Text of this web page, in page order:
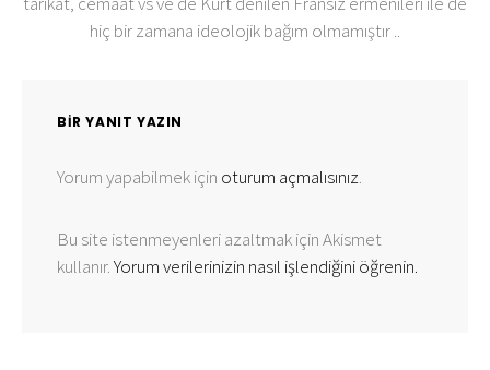
hiç bir zamana ideolojik bağım olmamıştır ..
BIR YANIT YAZIN
Yorum yapabilmek için oturum açmalısınız.
Bu site istenmeyenleri azaltmak için Akismet
kullanır.Yorum verilerinizin nasıl işlendiğini öğrenin.